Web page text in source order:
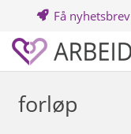
Få nyhetsbrev
forløp